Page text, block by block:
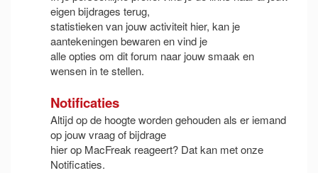
eigen bijdrages terug,
statistieken van jouw activiteit hier, kan je
aantekeningen bewaren en vind je
alle opties om dit forum naar jouw smaak en
wensen in te stellen.
Notificaties
Altijd op de hoogte worden gehouden als er iemand
op jouw vraag of bijdrage
hier op MacFreak reageert? Dat kan met onze
Notificaties.